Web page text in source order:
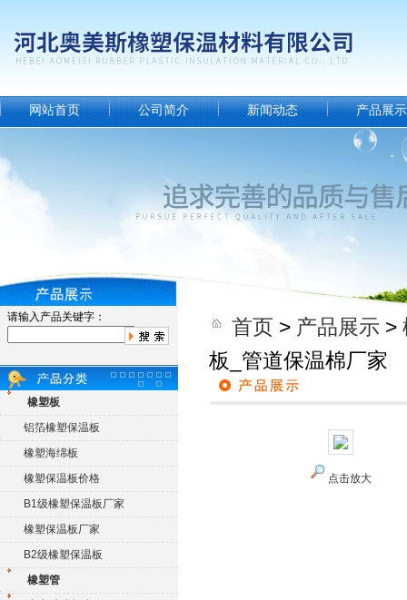
网站首页 公司简介 新闻动态 产品展示
请输入产品关键字：
橡塑板
铝箔橡塑保温板
橡塑海绵板
橡塑保温板价格
B1级橡塑保温板厂家
橡塑保温板厂家
B2级橡塑保温板
橡塑管
首页 > 产品展示 >
板_管道保温棉厂家
点击放大